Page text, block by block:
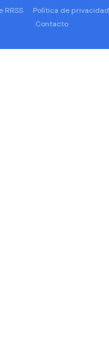
RRSS Política de privacidad
Contacto